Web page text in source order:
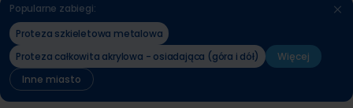
Popularne zabiegi:
Proteza szkieletowa metalowa
Proteza całkowita akrylowa - osiadająca (góra i dół)
Więcej
Inne miasto